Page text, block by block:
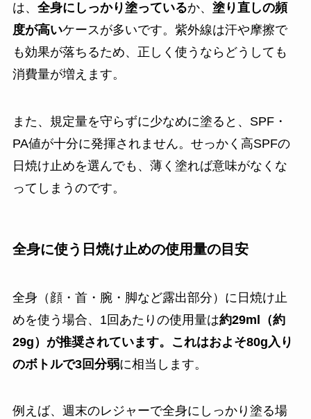
は、 全身にしっかり塗っているか、 塗り直しの頻
度が高いケースが多いです。紫外線は汗や摩擦で
も効果が落ちるため、正しく使うならどうしても
消費量が増えます。
また、規定量を守らずに少なめに塗ると、SPF・
PA値が十分に発揮されません。せっかく高SPFの
日焼け止めを選んでも、薄く塗れば意味がなくな
ってしまうのです。
全身に使う日焼け止めの使用量の目安
全身（顔・首・腕・脚など露出部分）に日焼け止
めを使う場合、1回あたりの使用量は約29ml（約
29g）が推奨されています。これはおよそ80g入り
のボトルで3回分弱に相当します。
例えば、週末のレジャーで全身にしっかり塗る場